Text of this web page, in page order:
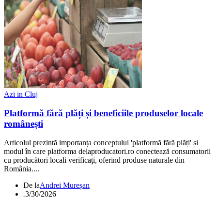
Azi in Cluj
Platformă fără plăți și beneficiile produselor locale
românești
Articolul prezintă importanța conceptului 'platformă fără plăți' și
modul în care platforma delaproducatori.ro conectează consumatorii
cu producători locali verificați, oferind produse naturale din
România....
De laAndrei Mureșan
.3/30/2026